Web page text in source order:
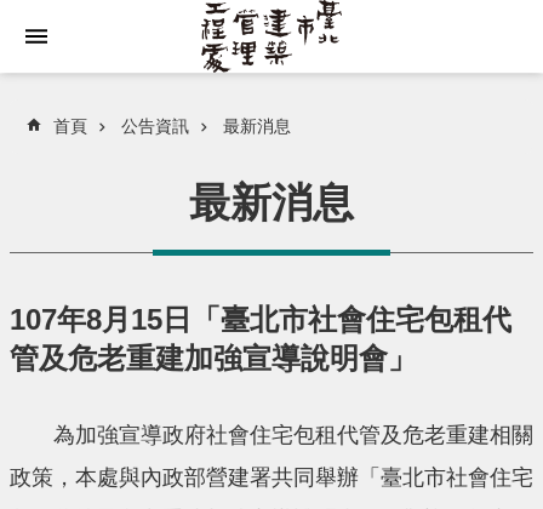
首頁 公告資訊 最新消息
最新消息
107年8月15日「臺北市社會住宅包租代
管及危老重建加強宣導說明會」
為加強宣導政府社會住宅包租代管及危老重建相關
政策，本處與內政部營建署共同舉辦「臺北市社會住宅